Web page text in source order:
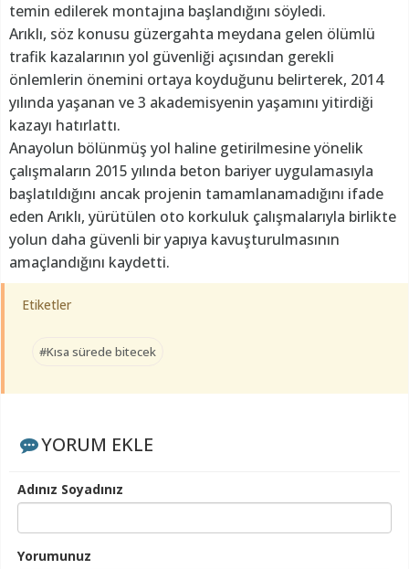
temin edilerek montajına başlandığını söyledi.
Arıklı, söz konusu güzergahta meydana gelen ölümlü
trafik kazalarının yol güvenliği açısından gerekli
önlemlerin önemini ortaya koyduğunu belirterek, 2014
yılında yaşanan ve 3 akademisyenin yaşamını yitirdiği
kazayı hatırlattı.
Anayolun bölünmüş yol haline getirilmesine yönelik
çalışmaların 2015 yılında beton bariyer uygulamasıyla
başlatıldığını ancak projenin tamamlanamadığını ifade
eden Arıklı, yürütülen oto korkuluk çalışmalarıyla birlikte
yolun daha güvenli bir yapıya kavuşturulmasının
amaçlandığını kaydetti.
Etiketler
#Kısa sürede bitecek
YORUM EKLE
Adınız Soyadınız
Yorumunuz